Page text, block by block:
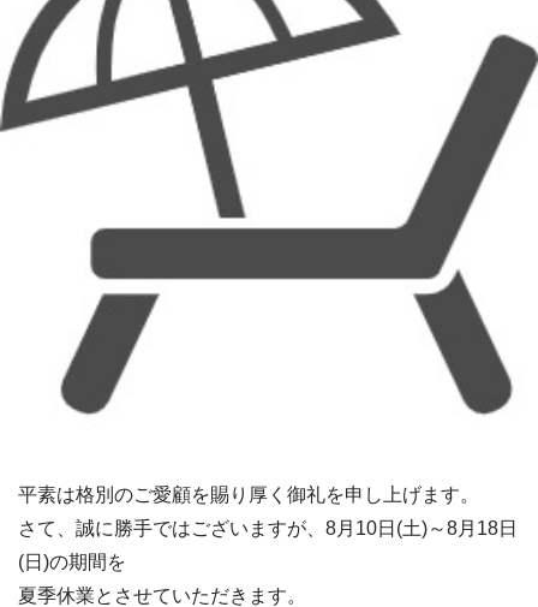
平素は格別のご愛顧を賜り厚く御礼を申し上げます。
さて、誠に勝手ではございますが、8月10日(土)～8月18日
(日)の期間を
夏季休業とさせていただきます。